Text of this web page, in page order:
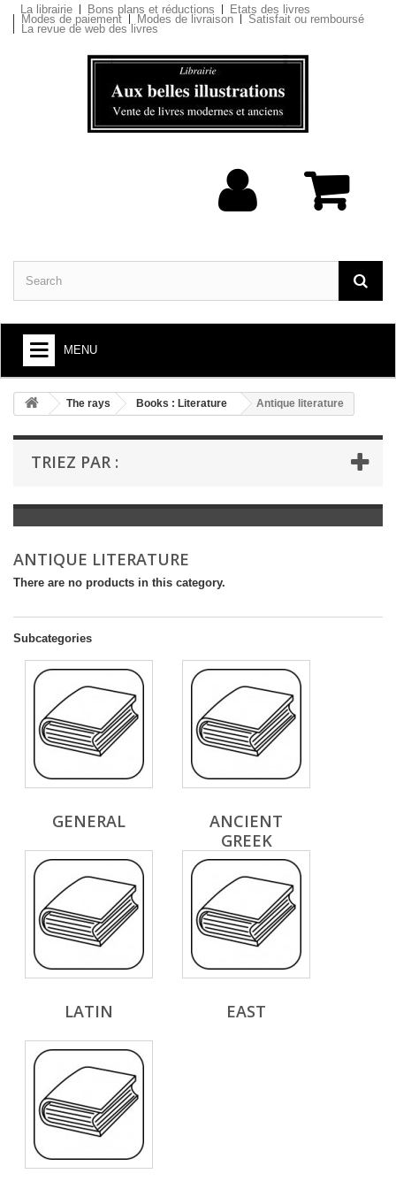
La librairie Bons plans et réductions Etats des livres
Modes de paiement Modes de livraison Satisfait ou remboursé
La revue de web des livres
MENU
BOOKS : ARTS AND SOCIETY
+
+
BOOKS : YOUTH
+
BOOKS : SCHOOL AND DICTIONARY
The rays Books : Literature Antique literature
TRIEZ PAR :
ANTIQUE LITERATURE
There are no products in this category.
Subcategories
GENERAL
ANCIENT
GREEK
LATIN EAST